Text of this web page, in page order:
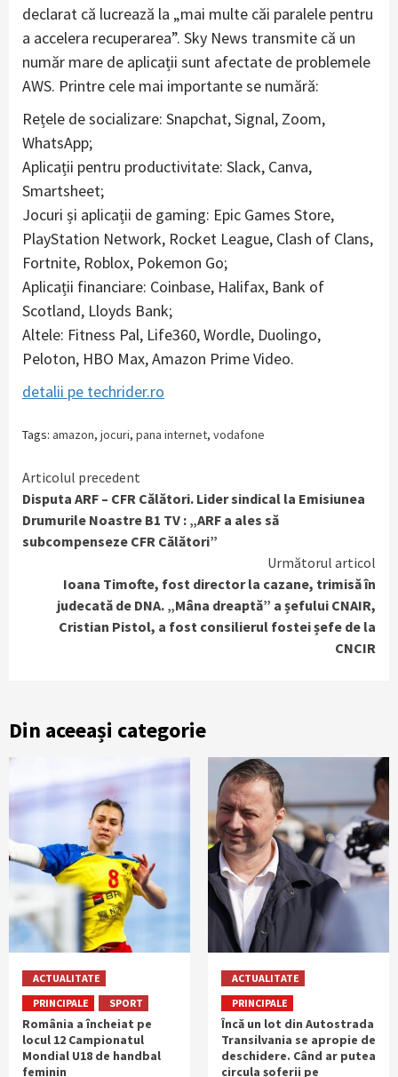
declarat că lucrează la „mai multe căi paralele pentru
a accelera recuperarea”. Sky News transmite că un
număr mare de aplicații sunt afectate de problemele
AWS. Printre cele mai importante se numără:
Rețele de socializare: Snapchat, Signal, Zoom,
WhatsApp;
Aplicații pentru productivitate: Slack, Canva,
Smartsheet;
Jocuri și aplicații de gaming: Epic Games Store,
PlayStation Network, Rocket League, Clash of Clans,
Fortnite, Roblox, Pokemon Go;
Aplicații financiare: Coinbase, Halifax, Bank of
Scotland, Lloyds Bank;
Altele: Fitness Pal, Life360, Wordle, Duolingo,
Peloton, HBO Max, Amazon Prime Video.
detalii pe techrider.ro
Tags: amazon, jocuri, pana internet, vodafone
Continue
Reading
Articolul precedent
Disputa ARF – CFR Călători. Lider sindical la Emisiunea
Drumurile Noastre B1 TV : „ARF a ales să
subcompenseze CFR Călători”
Următorul articol
Ioana Timofte, fost director la cazane, trimisă în
judecată de DNA. „Mâna dreaptă” a șefului CNAIR,
Cristian Pistol, a fost consilierul fostei șefe de la
CNCIR
Din aceeași categorie
ACTUALITATE
PRINCIPALE
SPORT
România a încheiat pe
locul 12 Campionatul
Mondial U18 de handbal
feminin
ACTUALITATE
PRINCIPALE
Încă un lot din Autostrada
Transilvania se apropie de
deschidere. Când ar putea
circula șoferii pe